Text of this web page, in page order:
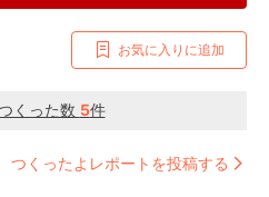
お気に入りに追加
くった数 5件
つくったよレポートを投稿する